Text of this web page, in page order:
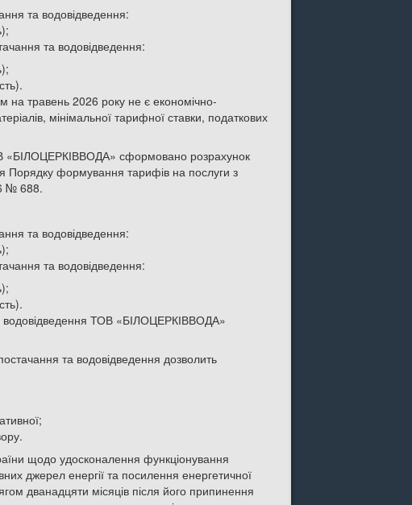
та водовідведення:
та водовідведення:
на травень 2026 року не є економічно-
мінімальної тарифної ставки, податкових
«БІЛОЦЕРКІВВОДА» сформовано розрахунок
Порядку формування тарифів на послуги з
№ 688.
та водовідведення:
та водовідведення:
водовідведення ТОВ «БІЛОЦЕРКІВВОДА»
та водовідведення дозволить
щодо удосконалення функціонування
джерел енергії та посилення енергетичної
дванадцяти місяців після його припинення